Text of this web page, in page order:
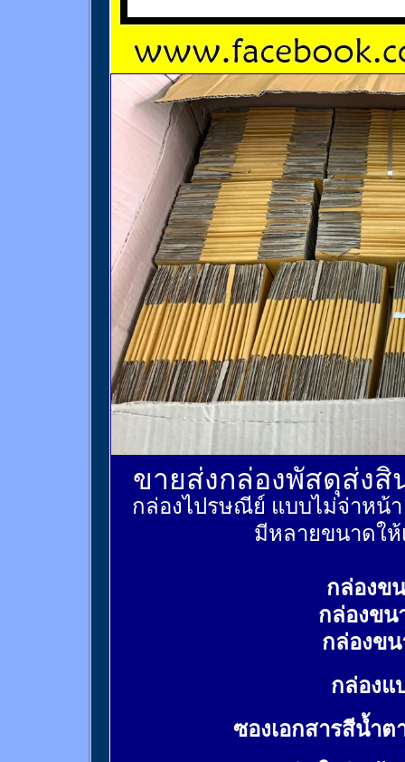
ขายส่งกล่องพัสดุส่ง
กล่องไปรษณีย์ แบบไม่จ่าหน้
มีหลายขนาดให้
กล่องข
กล่องขน
กล่องข
กล่องแ
ซองเอกสารสีน้ำต